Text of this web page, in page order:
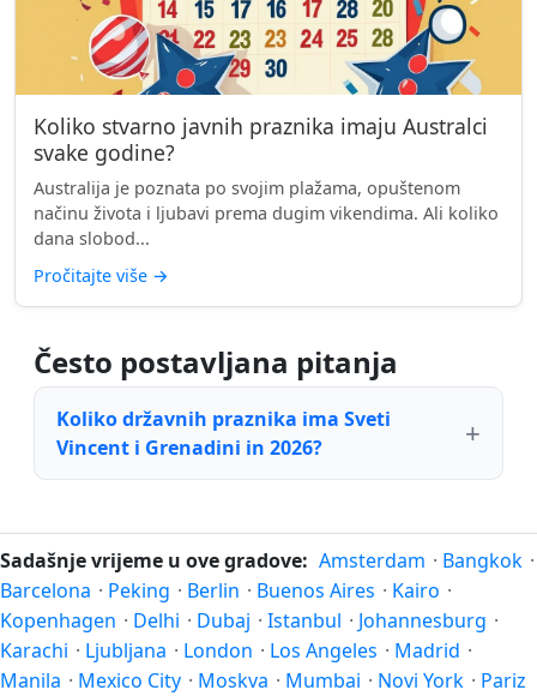
Koliko stvarno javnih praznika imaju Australci
svake godine?
Australija je poznata po svojim plažama, opuštenom
načinu života i ljubavi prema dugim vikendima. Ali koliko
dana slobod...
Pročitajte više →
Često postavljana pitanja
Koliko državnih praznika ima Sveti
Vincent i Grenadini in 2026?
Sadašnje vrijeme u ove gradove: Amsterdam · Bangkok ·
Barcelona · Peking · Berlin · Buenos Aires · Kairo ·
Kopenhagen · Delhi · Dubaj · Istanbul · Johannesburg ·
Karachi · Ljubljana · London · Los Angeles · Madrid ·
Manila · Mexico City · Moskva · Mumbai · Novi York · Pariz